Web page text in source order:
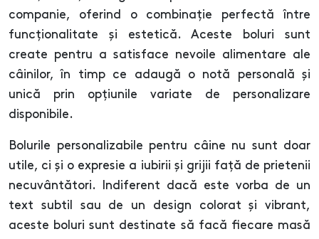
companie, oferind o combinație perfectă între
funcționalitate și estetică. Aceste boluri sunt
create pentru a satisface nevoile alimentare ale
câinilor, în timp ce adaugă o notă personală și
unică prin opțiunile variate de personalizare
disponibile.
Bolurile personalizabile pentru câine nu sunt doar
utile, ci și o expresie a iubirii și grijii față de prietenii
necuvântători. Indiferent dacă este vorba de un
text subtil sau de un design colorat și vibrant,
aceste boluri sunt destinate să facă fiecare masă